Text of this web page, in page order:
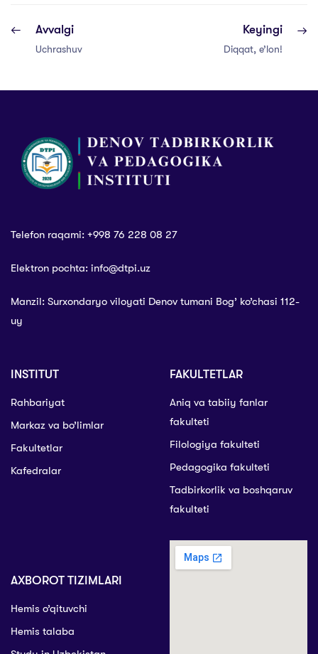
Avvalgi
Uchrashuv
Keyingi
Diqqat, e’lon!
Telefon raqami: +998 76 228 08 27
Elektron pochta: info@dtpi.uz
Manzil: Surxondaryo viloyati Denov tumani Bog’ ko’chasi 112-
uy
INSTITUT
Rahbariyat
Markaz va bo’limlar
Fakultetlar
Kafedralar
FAKULTETLAR
Aniq va tabiiy fanlar
fakulteti
Filologiya fakulteti
Pedagogika fakulteti
Tadbirkorlik va boshqaruv
fakulteti
AXBOROT TIZIMLARI
Hemis o’qituvchi
Hemis talaba